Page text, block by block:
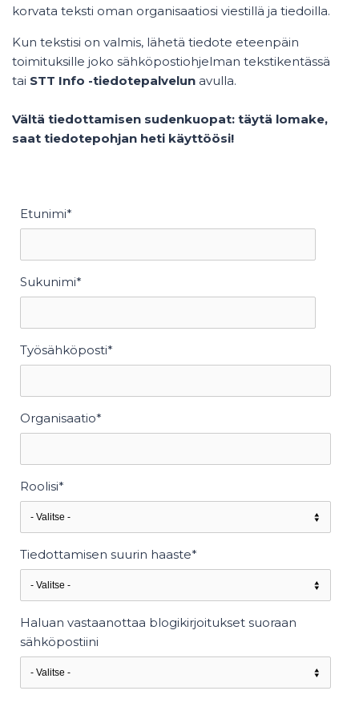
korvata teksti oman organisaatiosi viestillä ja tiedoilla.
Kun tekstisi on valmis, lähetä tiedote eteenpäin
toimituksille joko sähköpostiohjelman tekstikentässä
tai STT Info -tiedotepalvelun avulla.
Vältä tiedottamisen sudenkuopat: täytä lomake,
saat tiedotepohjan heti käyttöösi!
Etunimi*
Sukunimi*
Työsähköposti*
Organisaatio*
Roolisi*
Tiedottamisen suurin haaste*
Haluan vastaanottaa blogikirjoitukset suoraan
sähköpostiini